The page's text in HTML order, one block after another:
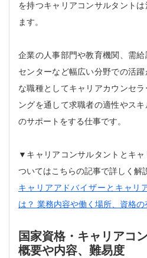
を持つキャリアコンサルタント
ます。
企業の人事部門や教育機関、需
センターなど幅広い分野での活
な職種としてキャリアカウンセ
ングを通して求職者の適性やス
のサポートをする仕事です。
▼キャリアコンサルタントとキ
ついてはこちらの記事で詳しく解
キャリアアドバイザーとキャリ
は？ 業務内容や働く場所、資格の
国家資格・キャリアコ
概要や内容、難易度